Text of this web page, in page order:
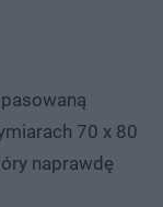
70 x 80
naprawdę